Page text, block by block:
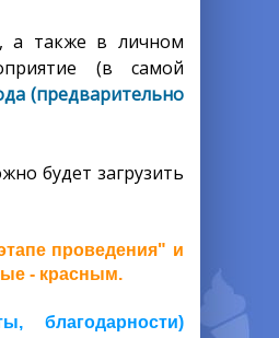
а также в личном
(в самой
(предварительно
будет загрузить
проведения" и
- красным.
благодарности)